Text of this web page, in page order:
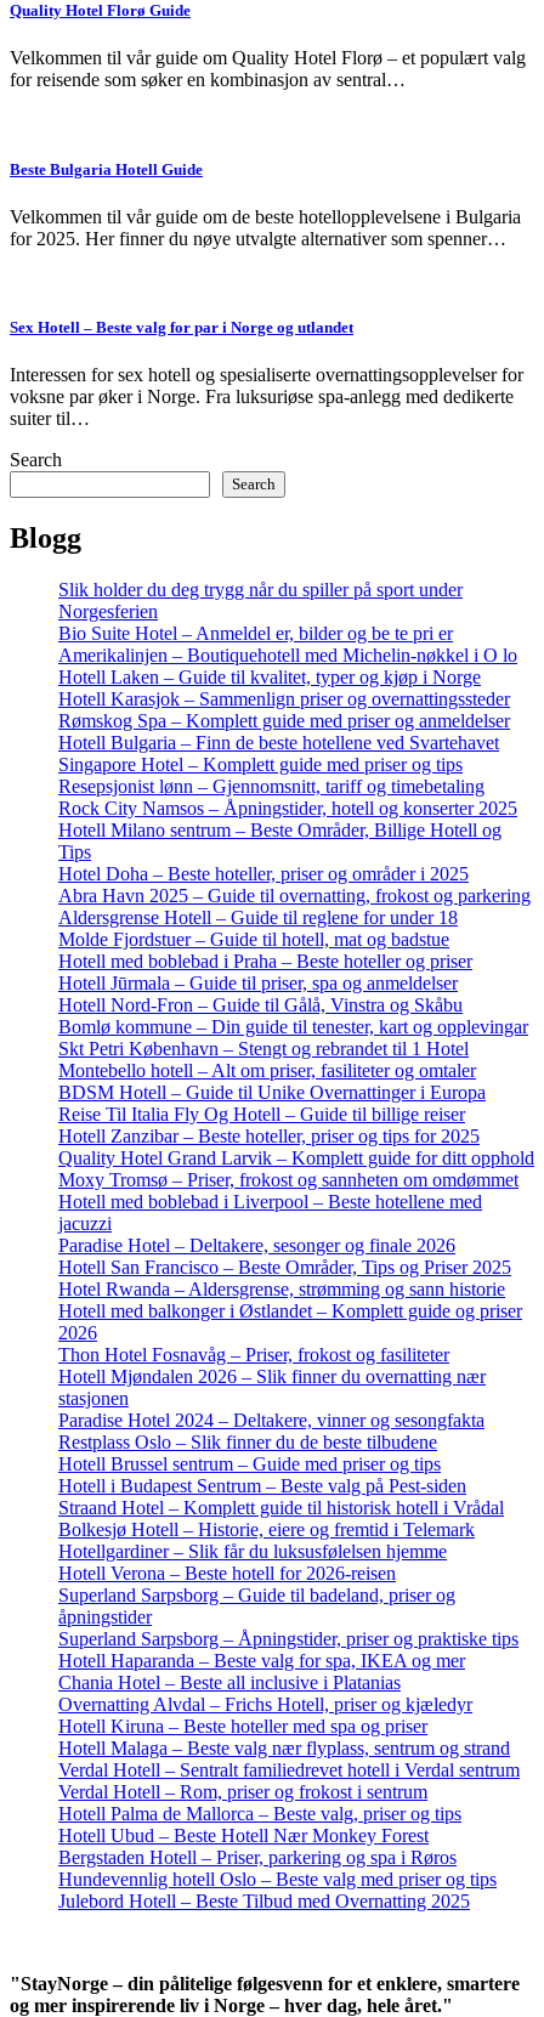
Quality Hotel Florø Guide
Velkommen til vår guide om Quality Hotel Florø – et populært valg
for reisende som søker en kombinasjon av sentral…
Beste Bulgaria Hotell Guide
Velkommen til vår guide om de beste hotellopplevelsene i Bulgaria
for 2025. Her finner du nøye utvalgte alternativer som spenner…
Sex Hotell – Beste valg for par i Norge og utlandet
Interessen for sex hotell og spesialiserte overnattingsopplevelser for
voksne par øker i Norge. Fra luksuriøse spa-anlegg med dedikerte
suiter til…
Search
Search
Blogg
Slik holder du deg trygg når du spiller på sport under
Norgesferien
Bio Suite Hotel – Anmeldel er, bilder og be te pri er
Amerikalinjen – Boutiquehotell med Michelin-nøkkel i O lo
Hotell Laken – Guide til kvalitet, typer og kjøp i Norge
Hotell Karasjok – Sammenlign priser og overnattingssteder
Rømskog Spa – Komplett guide med priser og anmeldelser
Hotell Bulgaria – Finn de beste hotellene ved Svartehavet
Singapore Hotel – Komplett guide med priser og tips
Resepsjonist lønn – Gjennomsnitt, tariff og timebetaling
Rock City Namsos – Åpningstider, hotell og konserter 2025
Hotell Milano sentrum – Beste Områder, Billige Hotell og
Tips
Hotel Doha – Beste hoteller, priser og områder i 2025
Abra Havn 2025 – Guide til overnatting, frokost og parkering
Aldersgrense Hotell – Guide til reglene for under 18
Molde Fjordstuer – Guide til hotell, mat og badstue
Hotell med boblebad i Praha – Beste hoteller og priser
Hotell Jūrmala – Guide til priser, spa og anmeldelser
Hotell Nord-Fron – Guide til Gålå, Vinstra og Skåbu
Bomlø kommune – Din guide til tenester, kart og opplevingar
Skt Petri København – Stengt og rebrandet til 1 Hotel
Montebello hotell – Alt om priser, fasiliteter og omtaler
BDSM Hotell – Guide til Unike Overnattinger i Europa
Reise Til Italia Fly Og Hotell – Guide til billige reiser
Hotell Zanzibar – Beste hoteller, priser og tips for 2025
Quality Hotel Grand Larvik – Komplett guide for ditt opphold
Moxy Tromsø – Priser, frokost og sannheten om omdømmet
Hotell med boblebad i Liverpool – Beste hotellene med
jacuzzi
Paradise Hotel – Deltakere, sesonger og finale 2026
Hotell San Francisco – Beste Områder, Tips og Priser 2025
Hotel Rwanda – Aldersgrense, strømming og sann historie
Hotell med balkonger i Østlandet – Komplett guide og priser
2026
Thon Hotel Fosnavåg – Priser, frokost og fasiliteter
Hotell Mjøndalen 2026 – Slik finner du overnatting nær
stasjonen
Paradise Hotel 2024 – Deltakere, vinner og sesongfakta
Restplass Oslo – Slik finner du de beste tilbudene
Hotell Brussel sentrum – Guide med priser og tips
Hotell i Budapest Sentrum – Beste valg på Pest-siden
Straand Hotel – Komplett guide til historisk hotell i Vrådal
Bolkesjø Hotell – Historie, eiere og fremtid i Telemark
Hotellgardiner – Slik får du luksusfølelsen hjemme
Hotell Verona – Beste hotell for 2026-reisen
Superland Sarpsborg – Guide til badeland, priser og
åpningstider
Superland Sarpsborg – Åpningstider, priser og praktiske tips
Hotell Haparanda – Beste valg for spa, IKEA og mer
Chania Hotel – Beste all inclusive i Platanias
Overnatting Alvdal – Frichs Hotell, priser og kjæledyr
Hotell Kiruna – Beste hoteller med spa og priser
Hotell Malaga – Beste valg nær flyplass, sentrum og strand
Verdal Hotell – Sentralt familiedrevet hotell i Verdal sentrum
Verdal Hotell – Rom, priser og frokost i sentrum
Hotell Palma de Mallorca – Beste valg, priser og tips
Hotell Ubud – Beste Hotell Nær Monkey Forest
Bergstaden Hotell – Priser, parkering og spa i Røros
Hundevennlig hotell Oslo – Beste valg med priser og tips
Julebord Hotell – Beste Tilbud med Overnatting 2025
"StayNorge – din pålitelige følgesvenn for et enklere, smartere
og mer inspirerende liv i Norge – hver dag, hele året."